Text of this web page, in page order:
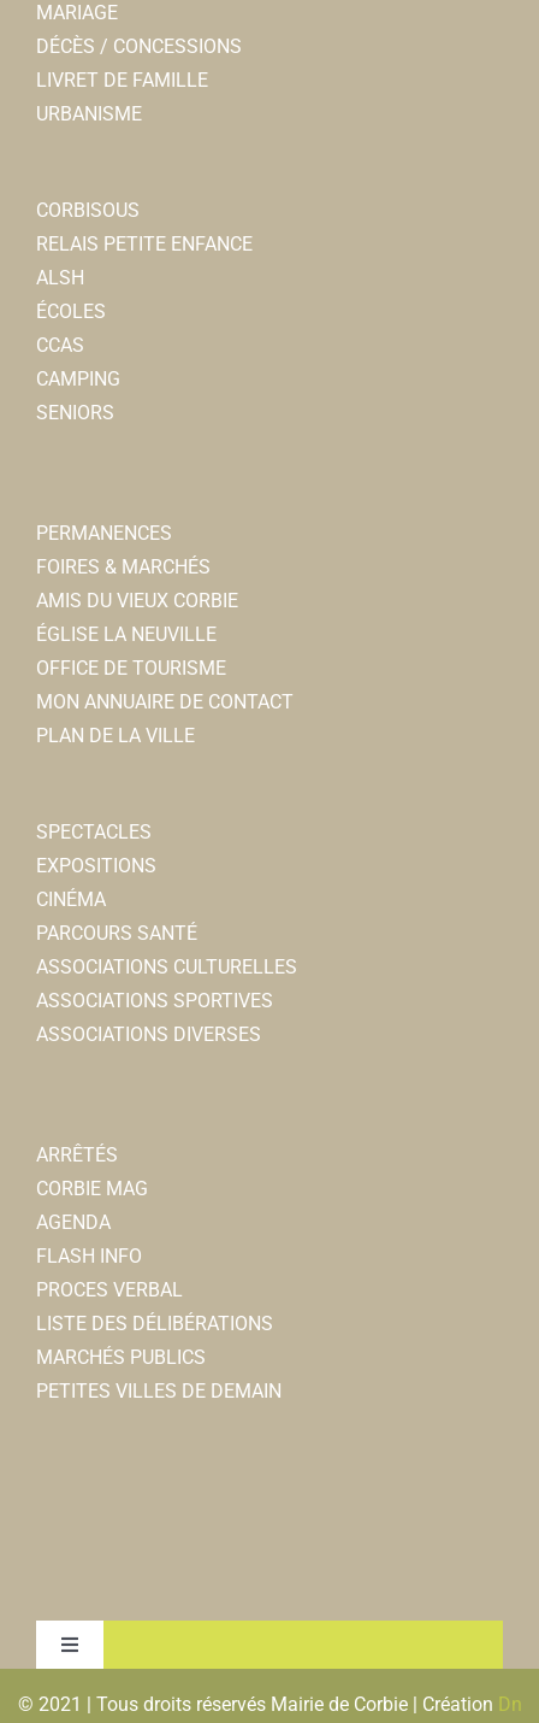
MARIAGE
DÉCÈS / CONCESSIONS
LIVRET DE FAMILLE
URBANISME
CORBISOUS
RELAIS PETITE ENFANCE
ALSH
ÉCOLES
CCAS
CAMPING
SENIORS
PERMANENCES
FOIRES & MARCHÉS
AMIS DU VIEUX CORBIE
ÉGLISE LA NEUVILLE
OFFICE DE TOURISME
MON ANNUAIRE DE CONTACT
PLAN DE LA VILLE
SPECTACLES
EXPOSITIONS
CINÉMA
PARCOURS SANTÉ
ASSOCIATIONS CULTURELLES
ASSOCIATIONS SPORTIVES
ASSOCIATIONS DIVERSES
ARRÊTÉS
CORBIE MAG
AGENDA
FLASH INFO
PROCES VERBAL
LISTE DES DÉLIBÉRATIONS
MARCHÉS PUBLICS
PETITES VILLES DE DEMAIN
Toggle
MENTIONS LEGALES & RGPD
© 2021 | Tous droits réservés Mairie de Corbie | Création Dn